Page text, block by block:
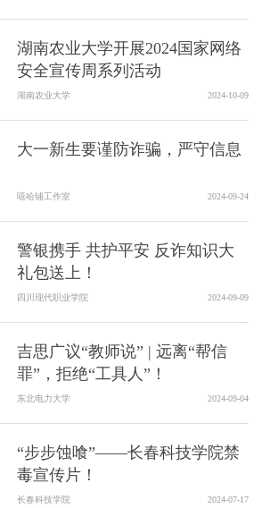
湖南农业大学开展2024国家网络
安全宣传周系列活动
湖南农业大学 2024-10-09
大一新生要谨防诈骗，严守信息
嘻哈铺工作室 2024-09-24
警银携手 共护平安 反诈知识大
礼包送上！
四川现代职业学院 2024-09-09
吉思广议“教师说” | 远离“帮信
罪”，拒绝“工具人”！
东北电力大学 2024-09-04
“步步蚀喰”——长春科技学院禁
毒宣传片！
长春科技学院 2024-07-17